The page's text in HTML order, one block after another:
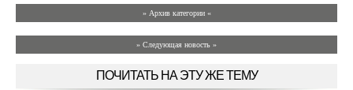
» Архив категории «
» Следующая новость »
ПОЧИТАТЬ НА ЭТУ ЖЕ ТЕМУ